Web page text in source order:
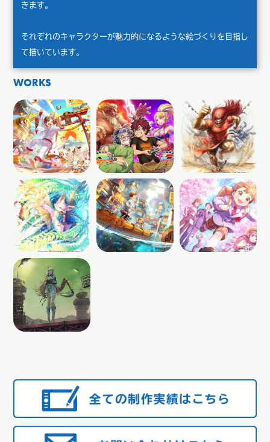
きます。
それぞれのキャラクターが魅力的になるような絵づくりを目指し
て描いています。
WORKS